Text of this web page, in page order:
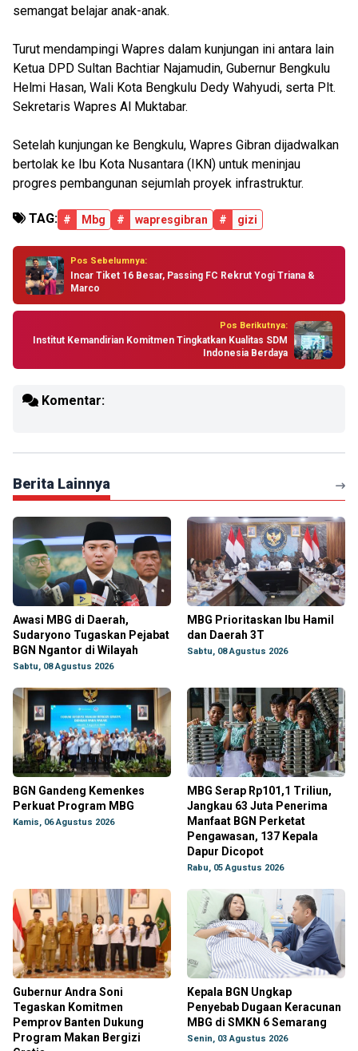
semangat belajar anak-anak.
Turut mendampingi Wapres dalam kunjungan ini antara lain
Ketua DPD Sultan Bachtiar Najamudin, Gubernur Bengkulu
Helmi Hasan, Wali Kota Bengkulu Dedy Wahyudi, serta Plt.
Sekretaris Wapres Al Muktabar.
Setelah kunjungan ke Bengkulu, Wapres Gibran dijadwalkan
bertolak ke Ibu Kota Nusantara (IKN) untuk meninjau
progres pembangunan sejumlah proyek infrastruktur.
TAG: # Mbg # wapresgibran # gizi
Pos Sebelumnya:
Incar Tiket 16 Besar, Passing FC Rekrut Yogi Triana &
Marco
Pos Berikutnya:
Institut Kemandirian Komitmen Tingkatkan Kualitas SDM
Indonesia Berdaya
Komentar:
Berita Lainnya
Awasi MBG di Daerah,
Sudaryono Tugaskan Pejabat
BGN Ngantor di Wilayah
Sabtu, 08 Agustus 2026
MBG Prioritaskan Ibu Hamil
dan Daerah 3T
Sabtu, 08 Agustus 2026
BGN Gandeng Kemenkes
Perkuat Program MBG
Kamis, 06 Agustus 2026
MBG Serap Rp101,1 Triliun,
Jangkau 63 Juta Penerima
Manfaat BGN Perketat
Pengawasan, 137 Kepala
Dapur Dicopot
Rabu, 05 Agustus 2026
Gubernur Andra Soni
Tegaskan Komitmen
Pemprov Banten Dukung
Program Makan Bergizi
Kepala BGN Ungkap
Penyebab Dugaan Keracunan
MBG di SMKN 6 Semarang
Senin, 03 Agustus 2026